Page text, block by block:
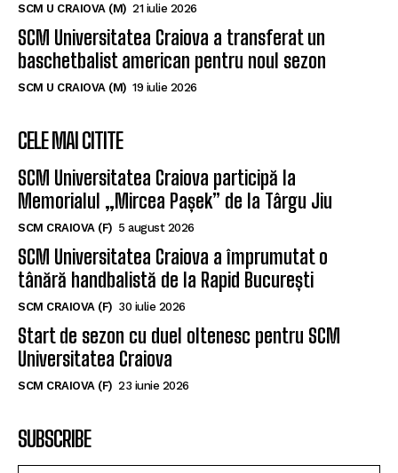
SCM U CRAIOVA (M) 21 iulie 2026
SCM Universitatea Craiova a transferat un
baschetbalist american pentru noul sezon
SCM U CRAIOVA (M) 19 iulie 2026
CELE MAI CITITE
SCM Universitatea Craiova participă la
Memorialul „Mircea Pașek” de la Târgu Jiu
SCM CRAIOVA (F) 5 august 2026
SCM Universitatea Craiova a împrumutat o
tânără handbalistă de la Rapid București
SCM CRAIOVA (F) 30 iulie 2026
Start de sezon cu duel oltenesc pentru SCM
Universitatea Craiova
SCM CRAIOVA (F) 23 iunie 2026
SUBSCRIBE